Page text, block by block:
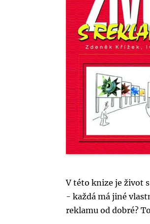
V této knize je život
- každá má jiné
reklamu od dobré?